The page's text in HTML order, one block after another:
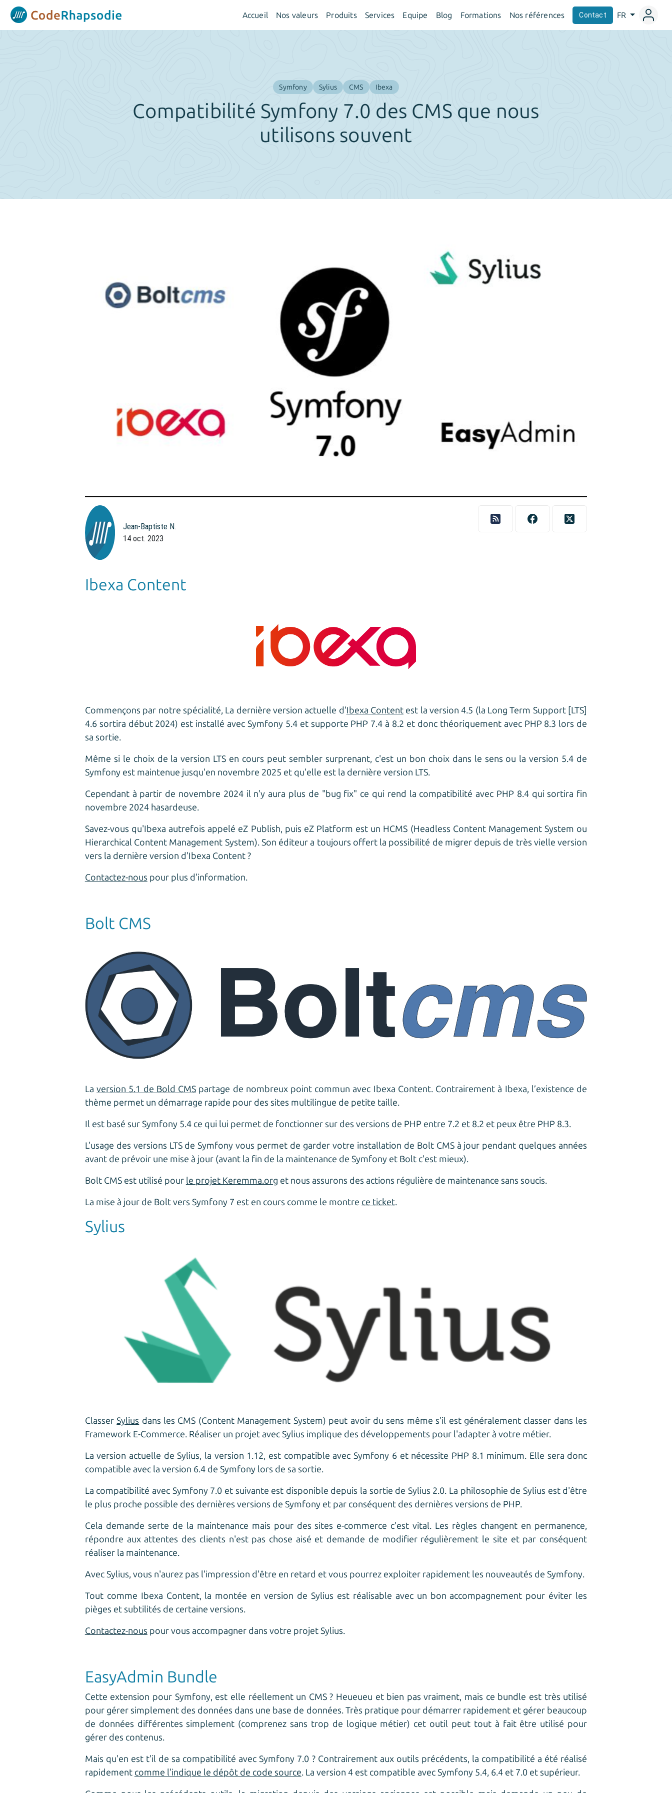
Accueil Nos valeurs Produits Services Equipe Blog Formations Nos références Contact FR
Symfony Sylius CMS Ibexa
Compatibilité Symfony 7.0 des CMS que nous
utilisons souvent
Jean-Baptiste N.
14 oct. 2023
Ibexa Content
Commençons par notre spécialité, La dernière version actuelle d'Ibexa Content est la version 4.5 (la Long Term Support [LTS]
4.6 sortira début 2024) est installé avec Symfony 5.4 et supporte PHP 7.4 à 8.2 et donc théoriquement avec PHP 8.3 lors de
sa sortie.
Même si le choix de la version LTS en cours peut sembler surprenant, c'est un bon choix dans le sens ou la version 5.4 de
Symfony est maintenue jusqu'en novembre 2025 et qu'elle est la dernière version LTS.
Cependant à partir de novembre 2024 il n'y aura plus de "bug fix" ce qui rend la compatibilité avec PHP 8.4 qui sortira fin
novembre 2024 hasardeuse.
Savez-vous qu'Ibexa autrefois appelé eZ Publish, puis eZ Platform est un HCMS (Headless Content Management System ou
Hierarchical Content Management System). Son éditeur a toujours offert la possibilité de migrer depuis de très vielle version
vers la dernière version d'Ibexa Content ?
Contactez-nous pour plus d'information.
Bolt CMS
Laversion 5.1 de Bold CMS partage de nombreux point commun avec Ibexa Content. Contrairement à Ibexa, l’existence de
thème permet un démarrage rapide pour des sites multilingue de petite taille.
Il est basé sur Symfony 5.4 ce qui lui permet de fonctionner sur des versions de PHP entre 7.2 et 8.2 et peux être PHP 8.3.
L'usage des versions LTS de Symfony vous permet de garder votre installation de Bolt CMS à jour pendant quelques années
avant de prévoir une mise à jour (avant la fin de la maintenance de Symfony et Bolt c'est mieux).
Bolt CMS est utilisé pour le projet Keremma.org et nous assurons des actions régulière de maintenance sans soucis.
La mise à jour de Bolt vers Symfony 7 est en cours comme le montre ce ticket.
Sylius
Classer Sylius dans les CMS (Content Management System) peut avoir du sens même s'il est généralement classer dans les
Framework E-Commerce. Réaliser un projet avec Sylius implique des développements pour l'adapter à votre métier.
La version actuelle de Sylius, la version 1.12, est compatible avec Symfony 6 et nécessite PHP 8.1 minimum. Elle sera donc
compatible avec la version 6.4 de Symfony lors de sa sortie.
La compatibilité avec Symfony 7.0 et suivante est disponible depuis la sortie de Sylius 2.0. La philosophie de Sylius est d'être
le plus proche possible des dernières versions de Symfony et par conséquent des dernières versions de PHP.
Cela demande serte de la maintenance mais pour des sites e-commerce c'est vital. Les règles changent en permanence,
répondre aux attentes des clients n'est pas chose aisé et demande de modifier régulièrement le site et par conséquent
réaliser la maintenance.
Avec Sylius, vous n'aurez pas l'impression d'être en retard et vous pourrez exploiter rapidement les nouveautés de Symfony.
Tout comme Ibexa Content, la montée en version de Sylius est réalisable avec un bon accompagnement pour éviter les
pièges et subtilités de certaine versions.
Contactez-nous pour vous accompagner dans votre projet Sylius.
EasyAdmin Bundle
Cette extension pour Symfony, est elle réellement un CMS ? Heueueu et bien pas vraiment, mais ce bundle est très utilisé
pour gérer simplement des données dans une base de données. Très pratique pour démarrer rapidement et gérer beaucoup
de données différentes simplement (comprenez sans trop de logique métier) cet outil peut tout à fait être utilisé pour
gérer des contenus.
Mais qu'en est t'il de sa compatibilité avec Symfony 7.0 ? Contrairement aux outils précédents, la compatibilité a été réalisé
rapidement comme l'indique le dépôt de code source . La version 4 est compatible avec Symfony 5.4, 6.4 et 7.0 et supérieur.
Panneau de gestion des cookies